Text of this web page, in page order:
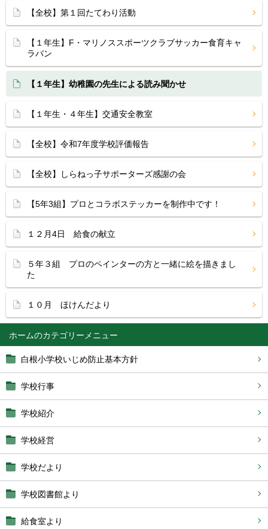
ホーム
白根小学校いじめ防止基本方針
学校行事
学校紹介
学校経営
学校だより
学校図書館より
給食室より
【全校】第１回たてわり活動
【１年生】F・マリノススポーツクラブサッカー食育キャ
ラバン
【１年生】幼稚園の先生による読み聞かせ
【１年生・４年生】交通安全教室
【全校】令和7年度学校評価報告
【全校】しらねっ子サポーターズ感謝の会
【5年3組】プロとコラボステッカーを制作中です！
１２月4日 給食の献立
５年３組 プロのペインターの方と一緒に絵を描きまし
た
１０月 ほけんだより